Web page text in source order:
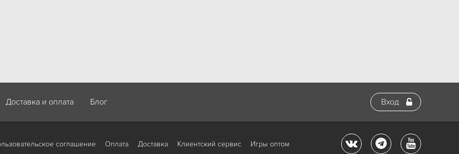
Доставка и оплата Блог Вход
соглашение Оплата Доставка Клиентский сервис Игры оптом